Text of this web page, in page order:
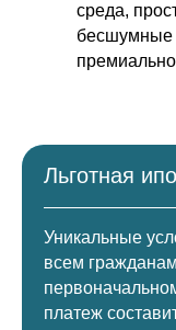
среда,
бесшумные
Льготная
Уникальные
всем
платеж